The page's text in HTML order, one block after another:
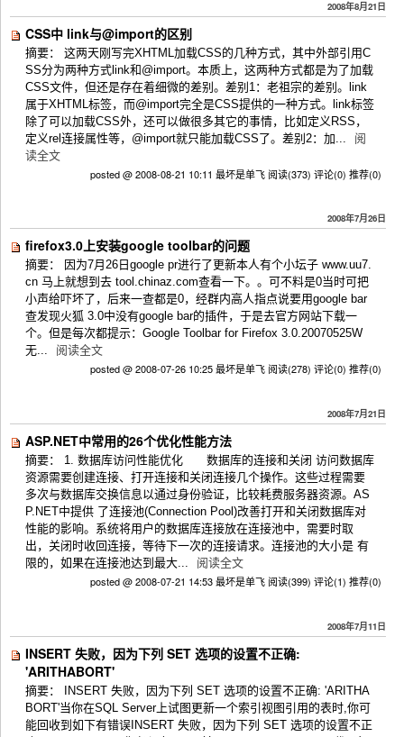
2008年8月21日
CSS中 link与@import的区别
摘要： 这两天刚写完XHTML加载CSS的几种方式，其中外部引用C
SS分为两种方式link和@import。本质上，这两种方式都是为了加载
CSS文件，但还是存在着细微的差别。差别1：老祖宗的差别。link
属于XHTML标签，而@import完全是CSS提供的一种方式。link标签
除了可以加载CSS外，还可以做很多其它的事情，比如定义RSS，
定义rel连接属性等，@import就只能加载CSS了。差别2：加...
阅
读全文
posted @ 2008-08-21 10:11 最坏是单飞 阅读(373) 评论(0) 推荐(0)
2008年7月26日
firefox3.0上安装google toolbar的问题
摘要： 因为7月26日google pr进行了更新本人有个小坛子 www.uu7.
cn 马上就想到去 tool.chinaz.com查看一下。。可不料是0当时可把
小声给吓坏了，后来一查都是0，经群内高人指点说要用google bar
查发现火狐 3.0中没有google bar的插件，于是去官方网站下载一
个。但是每次都提示：Google Toolbar for Firefox 3.0.20070525W
无...
阅读全文
posted @ 2008-07-26 10:25 最坏是单飞 阅读(278) 评论(0) 推荐(0)
2008年7月21日
ASP.NET中常用的26个优化性能方法
摘要： 1. 数据库访问性能优化 数据库的连接和关闭 访问数据库
资源需要创建连接、打开连接和关闭连接几个操作。这些过程需要
多次与数据库交换信息以通过身份验证，比较耗费服务器资源。AS
P.NET中提供 了连接池(Connection Pool)改善打开和关闭数据库对
性能的影响。系统将用户的数据库连接放在连接池中，需要时取
出，关闭时收回连接，等待下一次的连接请求。连接池的大小是 有
限的，如果在连接池达到最大...
阅读全文
posted @ 2008-07-21 14:53 最坏是单飞 阅读(399) 评论(1) 推荐(0)
2008年7月11日
INSERT 失败，因为下列 SET 选项的设置不正确:
'ARITHABORT'
摘要： INSERT 失败，因为下列 SET 选项的设置不正确: 'ARITHA
BORT'当你在SQL Server上试图更新一个索引视图引用的表时,你可
能回收到如下有错误INSERT 失败，因为下列 SET 选项的设置不正